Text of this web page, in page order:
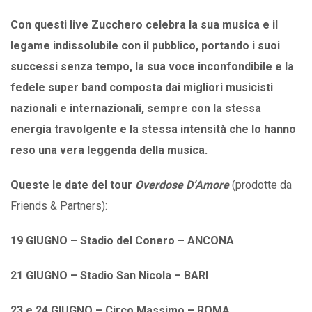
Con questi live Zucchero celebra la sua musica e il
legame indissolubile con il pubblico, portando i suoi
successi senza tempo, la sua voce inconfondibile e la
fedele super band composta dai migliori musicisti
nazionali e internazionali, sempre con la stessa
energia travolgente e la stessa intensità che lo hanno
reso una vera leggenda della musica.
Queste le date del tour Overdose D’Amore(prodotte da
Friends & Partners):
19 GIUGNO – Stadio del Conero – ANCONA
21 GIUGNO – Stadio San Nicola – BARI